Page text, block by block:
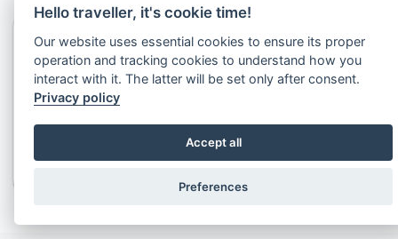
Hello traveller, it's cookie time!
Our website uses essential cookies to ensure its proper
operation and tracking cookies to understand how you
interact with it. The latter will be set only after consent.
Privacy policy
Accept all
Preferences
MANNOL BRAND
PRESENTATION
5070